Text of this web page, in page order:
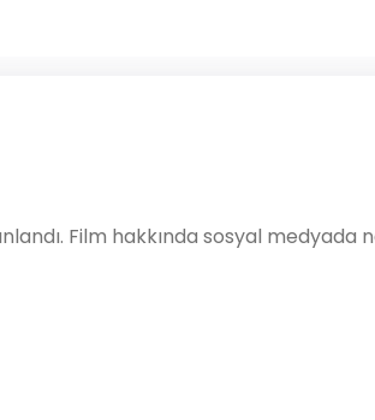
Film hakkında sosyal medyada